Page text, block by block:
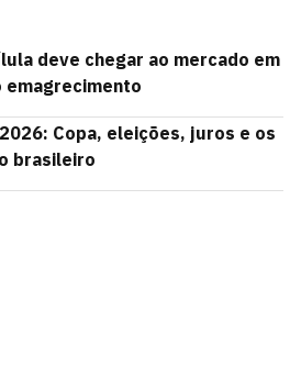
deve chegar ao mercado em
emagrecimento
Copa, eleições, juros e os
brasileiro